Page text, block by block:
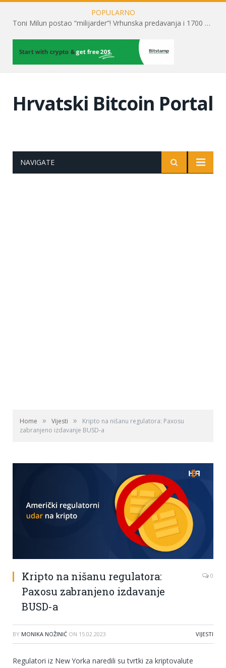
POPULARNO
Toni Milun postao “milijarder”! Vrhunska predavanja i 1700 posjetitelja obilježili su mjesec financijske pismenosti
Hrvatski Bitcoin Portal
NAVIGATE
Home » Vijesti »
Kripto na nišanu regulatora: Paxosu
zabranjeno izdavanje BUSD-a
Kripto na nišanu regulatora:
Paxosu zabranjeno izdavanje
BUSD-a
0
BY MONIKA NOŽINIĆ ON 15.02.2023 VIJESTI
Regulatori iz New Yorka naredili su tvrtki za kriptovalute